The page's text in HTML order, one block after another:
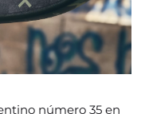
número 35 en